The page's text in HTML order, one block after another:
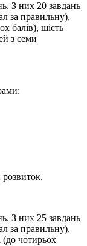
З них 20 завдань
за правильну),
балів), шість
з семи
З них 25 завдань
за правильну),
(до чотирьох